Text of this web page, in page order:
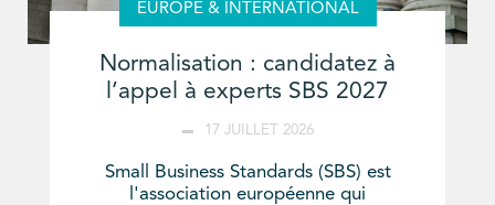
EUROPE & INTERNATIONAL
Normalisation : candidatez à
l’appel à experts SBS 2027
17 JUILLET 2026
Small Business Standards (SBS) est
l'association européenne qui